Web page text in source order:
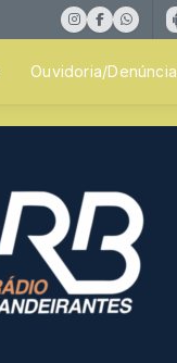
Ouvidoria/Denúncia